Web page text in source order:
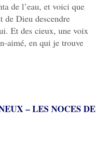
de l’eau, et voici que
Dieu descendre
Et des cieux, une voix
aimé, en qui je trouve
– LES NOCES DE